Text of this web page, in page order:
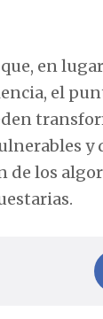
en
el
los